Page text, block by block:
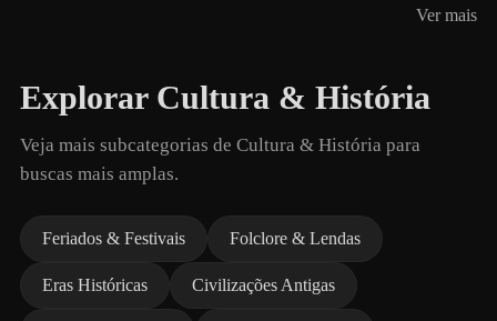
Ver mais
Explorar Cultura & História
Veja mais subcategorias de Cultura & História para
buscas mais amplas.
Feriados & Festivais Folclore & Lendas
Eras Históricas Civilizações Antigas